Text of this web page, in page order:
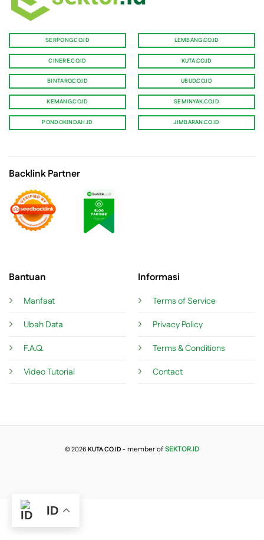
Bantuan
Manfaat
Ubah Data
F.A.Q.
Video Tutorial
Informasi
Terms of Service
Privacy Policy
Terms & Conditions
Contact
SERPONG.CO.ID
CINERE.CO.ID
BINTARO.CO.ID
KEMANG.CO.ID
PONDOKINDAH.ID
LEMBANG.CO.ID
KUTA.CO.ID
UBUD.CO.ID
SEMINYAK.CO.ID
JIMBARAN.CO.ID
Backlink Partner
© 2026KUTA.CO.ID -member ofSEKTOR.ID
ID